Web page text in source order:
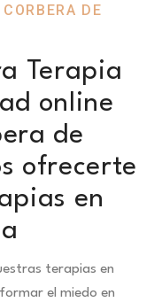
DE
Terapia
online
de
ofrecerte
en
terapias en
el miedo en